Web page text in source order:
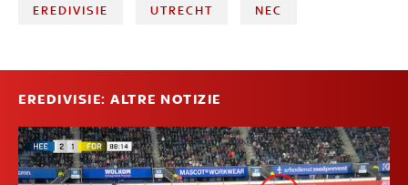
EREDIVISIE UTRECHT NEC
EREDIVISIE: ALTRE NOTIZIE